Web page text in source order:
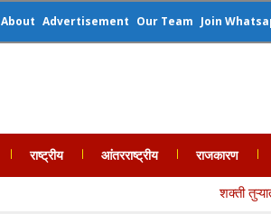
About Advertisement Our Team Join
राष्ट्रीय आंतरराष्ट्रीय राजकारण
शक्ती तुऱ्यातील पहाडी